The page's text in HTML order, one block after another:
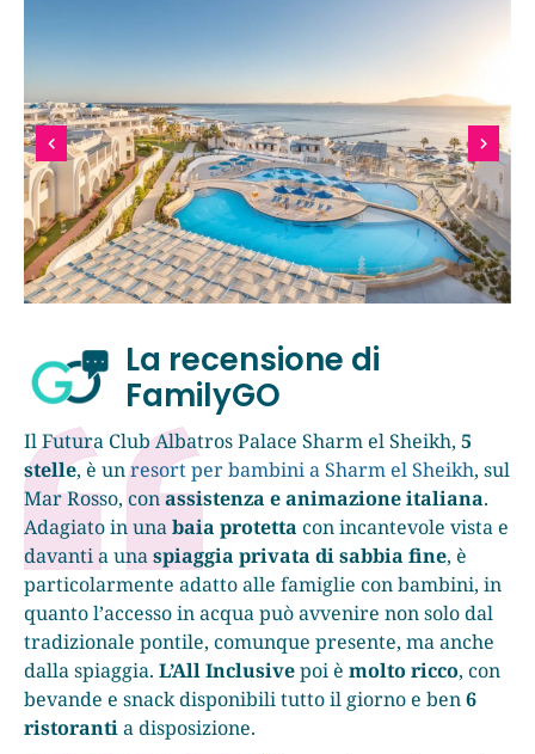
La recensione di
FamilyGO
Il Futura Club Albatros Palace Sharm el Sheikh, 5
stelle, è unresort per bambini a Sharm el Sheikh, sul
Mar Rosso, conassistenza e animazione italiana.
Adagiato in unabaia protetta con incantevole vista e
davanti a unaspiaggia privata di sabbia fine, è
particolarmente adatto alle famiglie con bambini, in
quanto l’accesso in acqua può avvenire non solo dal
tradizionale pontile, comunque presente, ma anche
dalla spiaggia. L’All Inclusivepoi è molto ricco, con
bevande e snack disponibili tutto il giorno e ben6
ristorantia disposizione.